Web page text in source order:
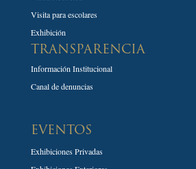
Visita para escolares
Exhibición
TRANSPARENCIA
Información Institucional
Canal de denuncias
EVENTOS
Exhibiciones Privadas